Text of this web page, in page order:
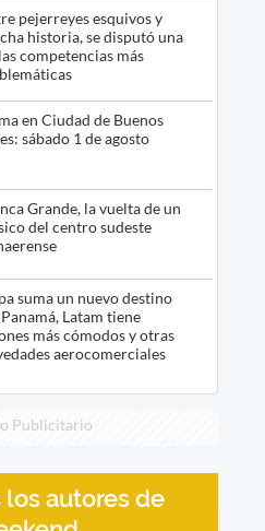
pejerreyes esquivos y
historia, se disputó una
competencias más
en Ciudad de Buenos
sábado 1 de agosto
Grande, la vuelta de un
del centro sudeste
suma un nuevo destino
Latam tiene
más cómodos y otras
aerocomerciales
Publicitario
los autores de